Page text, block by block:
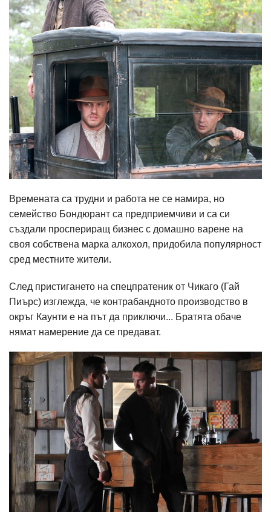
Времената са трудни и работа не се намира, но
семейство Бондюрант са предприемчиви и са си
създали проспериращ бизнес с домашно варене на
своя собствена марка алкохол, придобила популярност
сред местните жители.
След пристигането на спецпратеник от Чикаго (Гай
Пиърс) изглежда, че контрабандното производство в
окръг Каунти е на път да приключи... Братята обаче
нямат намерение да се предават.